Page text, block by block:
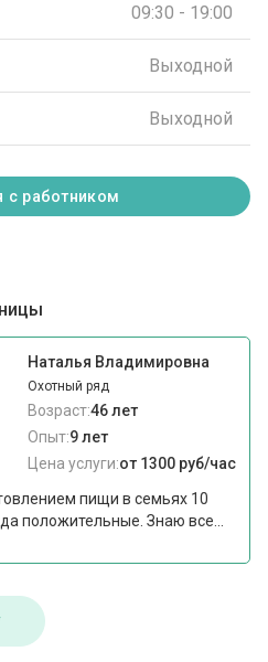
09:30 - 19:00
Выходной
Выходной
с работником
Наталья Владимировна
Охотный ряд
Возраст:46 лет
Опыт:9 лет
Цена услуги:от 1300 руб/час
пищи в семьях 10
положительные. Знаю все...